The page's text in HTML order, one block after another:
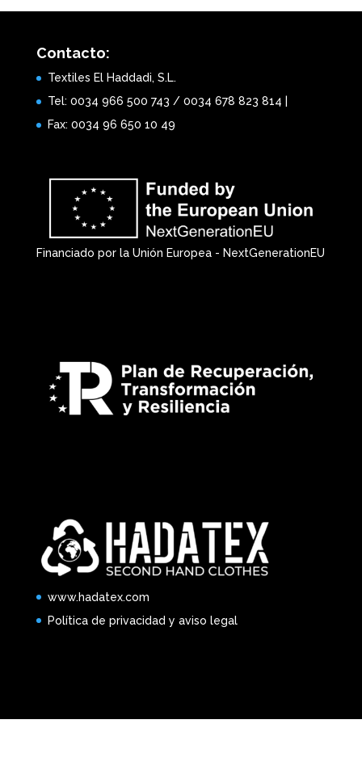
Contacto:
Textiles El Haddadi, S.L.
Tel: 0034 966 500 743 / 0034 678 823 814 |
Fax: 0034 96 650 10 49
Financiado por la Unión Europea - NextGenerationEU
www.hadatex.com
Política de privacidad y aviso legal